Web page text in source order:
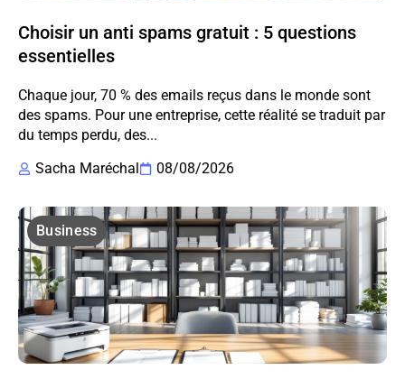
Choisir un anti spams gratuit : 5 questions
essentielles
Chaque jour, 70 % des emails reçus dans le monde sont
des spams. Pour une entreprise, cette réalité se traduit par
du temps perdu, des...
Sacha Maréchal
08/08/2026
Business